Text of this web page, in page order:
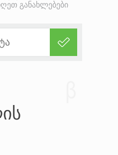
განახლებები